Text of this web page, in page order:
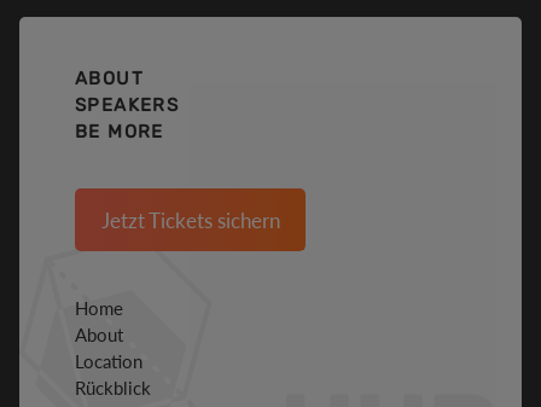
ABOUT
SPEAKERS
BE MORE
Jetzt Tickets sichern
Home
About
Location
Rückblick